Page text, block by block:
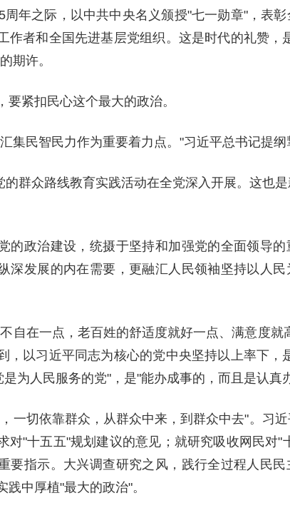
周年之际，以中共中央名义颁授"七一勋章"，表
作者和全国先进基层党组织。这是时代的礼赞，
期许。
要紧扣民心这个最大的政治。
集民智民力作为重要着力点。"习近平总书记提纲
的群众路线教育实践活动在全党深入开展。这也
的政治建设，统摄于坚持和加强党的全面领导的
深发展的内在需要，更融汇人民领袖坚持以人
自在一点，老百姓的舒适度就好一点、满意度就
，以习近平同志为核心的党中央坚持以上率下，
为人民服务的党"，是"能办成事的，而且是认真
一切依靠群众，从群众中来，到群众中去"。习
对"十五五"规划建议的意见；就研究吸收网民对"
要指示。大兴调查研究之风，践行全过程人民民
践中厚植"最大的政治"。